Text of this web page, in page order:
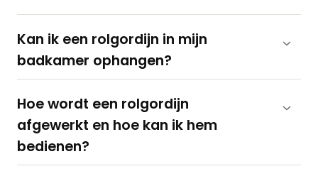
Kan ik een rolgordijn in mijn
badkamer ophangen?
Hoe wordt een rolgordijn
afgewerkt en hoe kan ik hem
bedienen?